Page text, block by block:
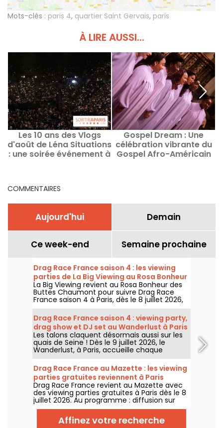
Mots-clés : paris 4, quartier Saint Gervais, paris
À LIRE AUSSI...
Les 10 ans des Vlogs
d'août de Léna Situations
: une soirée événement à
Gospel Dream : Une
célébration vibrante du
Gospel Afro-Américain
COMMENTAIRES
Aujourd'hui Demain
Ce week-end Semaine prochaine
Drag Race France saison 4 : les viewing
parties de La Big Viewing au Rosa Bonheur
La Big Viewing revient au Rosa Bonheur des
Buttes Chaumont pour suivre Drag Race
France saison 4 à Paris, dès le 8 juillet 2026,
puis chaque soir de diffusion. Animée par La
Big Bertha, cette viewing party réunit
projection de l’épisode, performances drag,
quiz, invités et surprises.
Drag Race France saison 4 : viewing party,
drag show et DJ set au Wanderlust à Paris
Les talons claquent désormais aussi sur les
quais de Seine ! Dès le 9 juillet 2026, le
Wanderlust, à Paris, accueille chaque
semaine une viewing party de Drag Race
France saison 4, avec projection des
épisodes, drag shows et DJ sets jusqu'au
bout de la nuit.
Drag Race France au Mazette : les viewing
parties gratuites reviennent à Paris
Drag Race France revient au Mazette avec
des viewing parties gratuites à Paris dès le 8
juillet 2026. Au programme : diffusion sur
écran géant, shows drag, commentaires en
direct, guests queer et ambiance festive
chaque jeudi.Affinez votre recherche